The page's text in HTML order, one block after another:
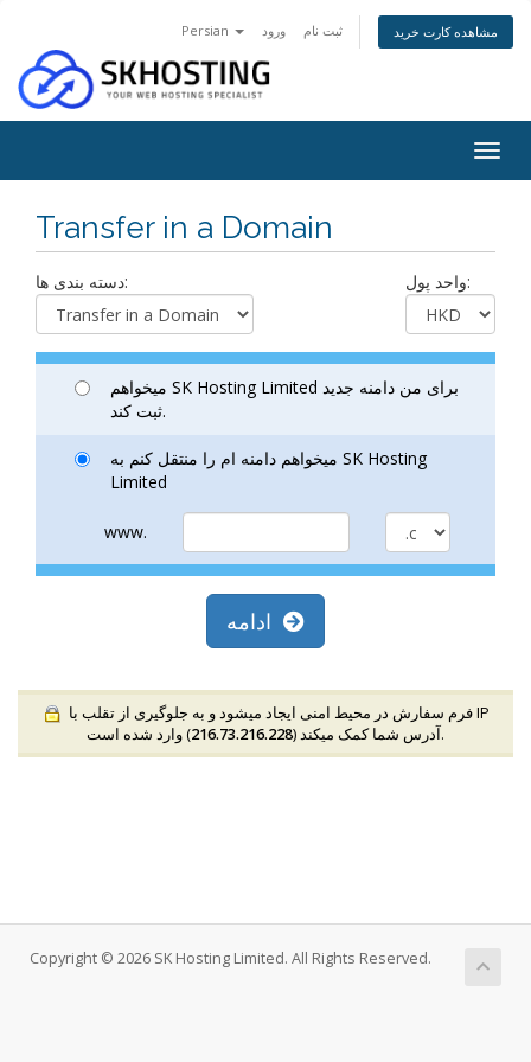
Persian ورود ثبت نام مشاهده کارت خرید
Transfer in a Domain
دسته بندی ها: واحد پول:
میخواهم SK Hosting Limited برای من دامنه جدید
ثبت کند.
میخواهم دامنه ام را منتقل کنم به SK Hosting
Limited
www.
آدرس شما کمک میکند (216.73.216.228 ) وارد شده است.
Copyright © 2026 SK Hosting Limited. All Rights Reserved.